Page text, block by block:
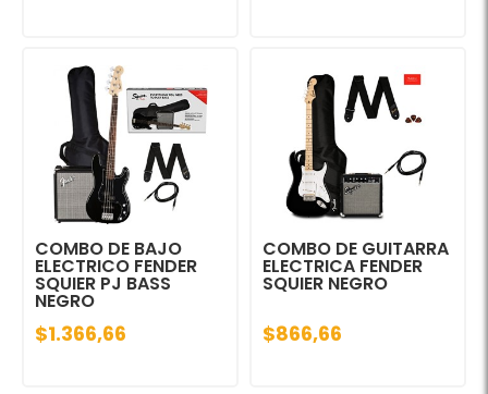
COMBO DE BAJO
ELECTRICO FENDER
SQUIER PJ BASS
NEGRO
$1.366,66
COMBO DE GUITARRA
ELECTRICA FENDER
SQUIER NEGRO
$866,66